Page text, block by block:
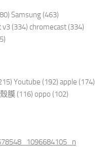
Samsung (463)
v3 (334) chromecast (334)
Youtube (192) apple (174)
膜 (116) oppo (102)